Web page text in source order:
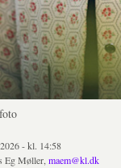
- kl. 14:58
Eg Møller, maem@kl.dk